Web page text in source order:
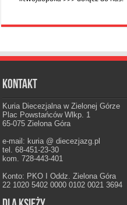
Kontakt
Kuria Diecezjalna w Zielonej Górze
Plac Powstańców Wlkp. 1
65-075 Zielona Góra
e-mail: kuria @ diecezjazg.pl
tel. 68-451-23-30
kom. 728-443-401
Konto: PKO I Oddz. Zielona Góra
22 1020 5402 0000 0102 0021 3694